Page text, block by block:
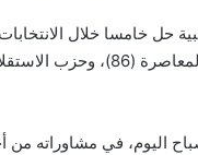
حل خامسا خلال
اليوم، في مشاوراته من